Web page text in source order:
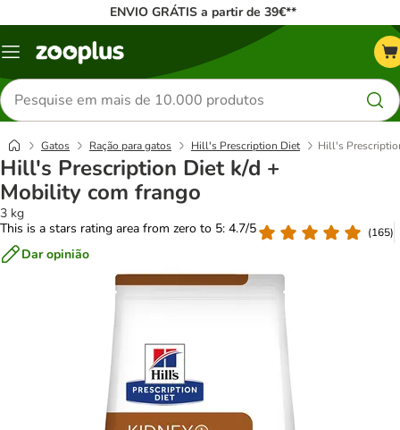
ENVIO GRÁTIS a partir de 39€**
Menu
Pesquisar
produtos
Gatos Ração para gatos Hill's Prescription Diet Hill's
Hill's Prescription Diet k/d +
Mobility com frango
3 kg
This is a stars rating area from zero to 5: 4.7/5
(165)
Dar opinião